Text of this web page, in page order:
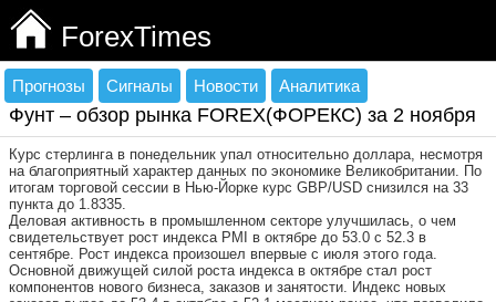
ForexTimes
Прогнозы Сигналы Новости Аналитика
Фунт – обзор рынка FOREX(ФОРЕКС) за 2 ноября
Курс стерлинга в понедельник упал относительно доллара, несмотря
на благоприятный характер данных по экономике Великобритании. По
итогам торговой сессии в Нью-Йорке курс GBP/USD снизился на 33
пункта до 1.8335.
Деловая активность в промышленном секторе улучшилась, о чем
свидетельствует рост индекса PMI в октябре до 53.0 с 52.3 в
сентябре. Рост индекса произошел впервые с июля этого года.
Основной движущей силой роста индекса в октябре стал рост
компонентов нового бизнеса, заказов и занятости. Индекс новых